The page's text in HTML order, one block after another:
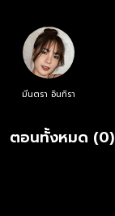
มีนตรา อินทิรา
ตอนทั้งหมด (0)